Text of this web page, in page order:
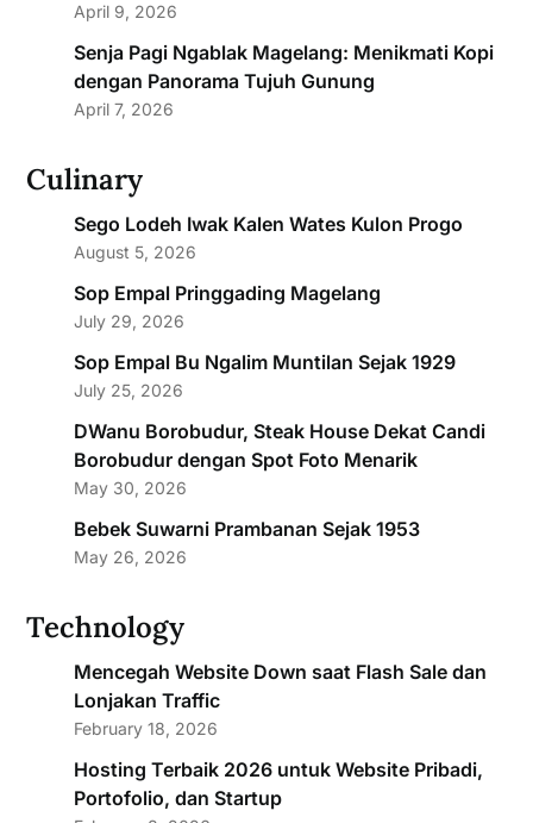
April 9, 2026
Senja Pagi Ngablak Magelang: Menikmati Kopi
dengan Panorama Tujuh Gunung
April 7, 2026
Culinary
Sego Lodeh Iwak Kalen Wates Kulon Progo
August 5, 2026
Sop Empal Pringgading Magelang
July 29, 2026
Sop Empal Bu Ngalim Muntilan Sejak 1929
July 25, 2026
DWanu Borobudur, Steak House Dekat Candi
Borobudur dengan Spot Foto Menarik
May 30, 2026
Bebek Suwarni Prambanan Sejak 1953
May 26, 2026
Technology
Mencegah Website Down saat Flash Sale dan
Lonjakan Traffic
February 18, 2026
Hosting Terbaik 2026 untuk Website Pribadi,
Portofolio, dan Startup